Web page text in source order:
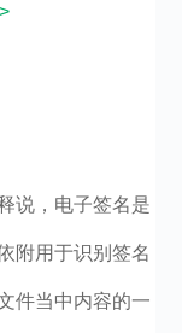
说，电子签名是
附用于识别签名
件当中内容的一